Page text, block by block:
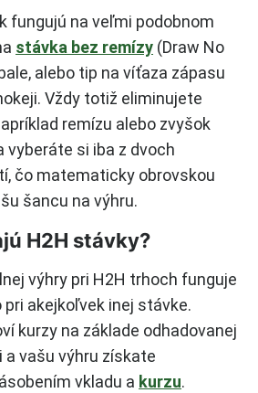
fungujú na veľmi podobnom
stávka bez remízy (Draw No
alebo tip na víťaza zápasu
Vždy totiž eliminujete
remízu alebo zvyšok
vyberáte si iba z dvoch
čo matematicky obrovskou
šancu na výhru.
H2H stávky?
výhry pri H2H trhoch funguje
pri akejkoľvek inej stávke.
kurzy na základe odhadovanej
vašu výhru získate
vkladu a kurzu.